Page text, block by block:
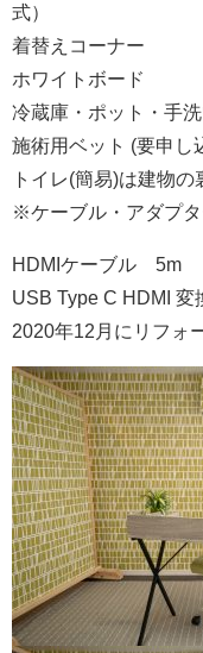
式）
着替えコーナー
ホワイトボード
冷蔵庫・ポット・手
施術用ベット (要申し
トイレ(簡易)は建物
※ケーブル・アダプ
HDMIケーブル 5m
USB Type C HDMI 変
2020年12月にリフォ